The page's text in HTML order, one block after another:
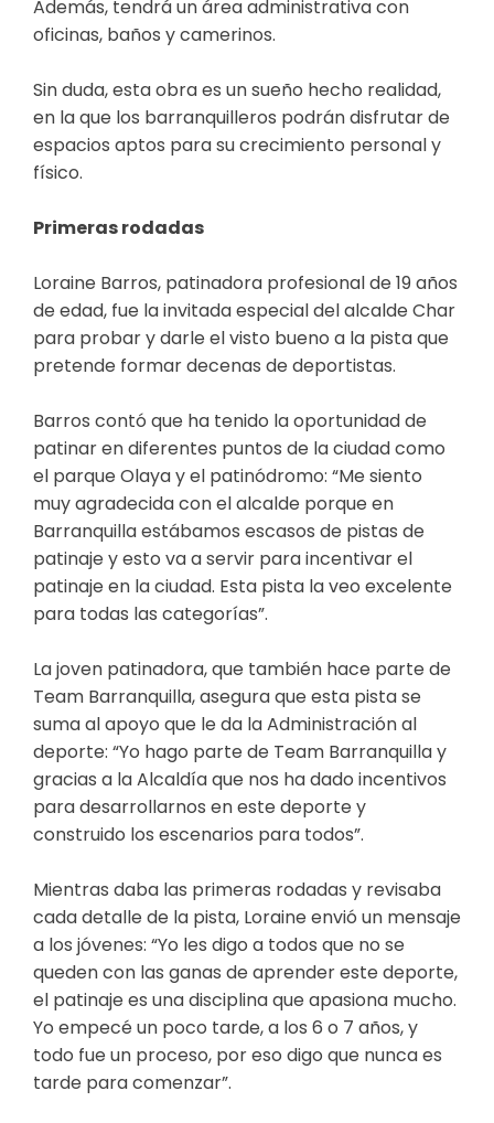
Además, tendrá un área administrativa con
oficinas, baños y camerinos.
Sin duda, esta obra es un sueño hecho realidad,
en la que los barranquilleros podrán disfrutar de
espacios aptos para su crecimiento personal y
físico.
Primeras rodadas
Loraine Barros, patinadora profesional de 19 años
de edad, fue la invitada especial del alcalde Char
para probar y darle el visto bueno a la pista que
pretende formar decenas de deportistas.
Barros contó que ha tenido la oportunidad de
patinar en diferentes puntos de la ciudad como
el parque Olaya y el patinódromo: “Me siento
muy agradecida con el alcalde porque en
Barranquilla estábamos escasos de pistas de
patinaje y esto va a servir para incentivar el
patinaje en la ciudad. Esta pista la veo excelente
para todas las categorías”.
La joven patinadora, que también hace parte de
Team Barranquilla, asegura que esta pista se
suma al apoyo que le da la Administración al
deporte: “Yo hago parte de Team Barranquilla y
gracias a la Alcaldía que nos ha dado incentivos
para desarrollarnos en este deporte y
construido los escenarios para todos”.
Mientras daba las primeras rodadas y revisaba
cada detalle de la pista, Loraine envió un mensaje
a los jóvenes: “Yo les digo a todos que no se
queden con las ganas de aprender este deporte,
el patinaje es una disciplina que apasiona mucho.
Yo empecé un poco tarde, a los 6 o 7 años, y
todo fue un proceso, por eso digo que nunca es
tarde para comenzar”.